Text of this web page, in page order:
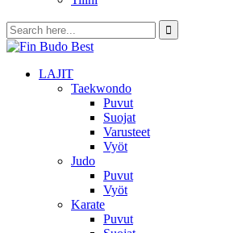
LAJIT
Taekwondo
Puvut
Suojat
Varusteet
Vyöt
Judo
Puvut
Vyöt
Karate
Puvut